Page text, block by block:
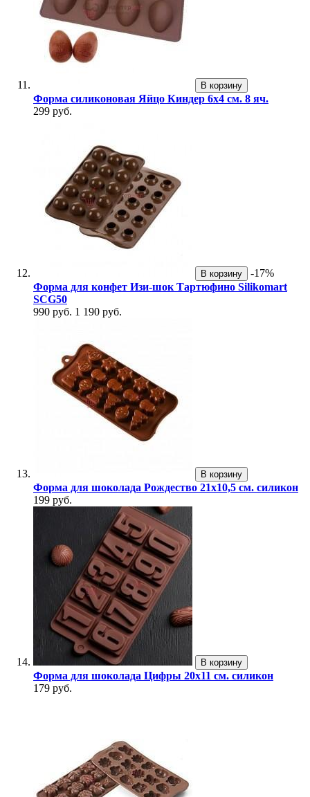
В корзину
Форма силиконовая Яйцо Киндер 6х4 см. 8 яч.
299 руб.
В корзину
-17%
Форма для конфет Изи-шок Тартюфино Silikomart
SCG50
990 руб. 1 190 руб.
В корзину
Форма для шоколада Рождество 21x10,5 см. силикон
199 руб.
В корзину
Форма для шоколада Цифры 20х11 см. силикон
179 руб.